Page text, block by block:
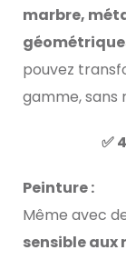
marbre,
pouvez
gamme,
✅
Peinture :
Même avec
sensible aux